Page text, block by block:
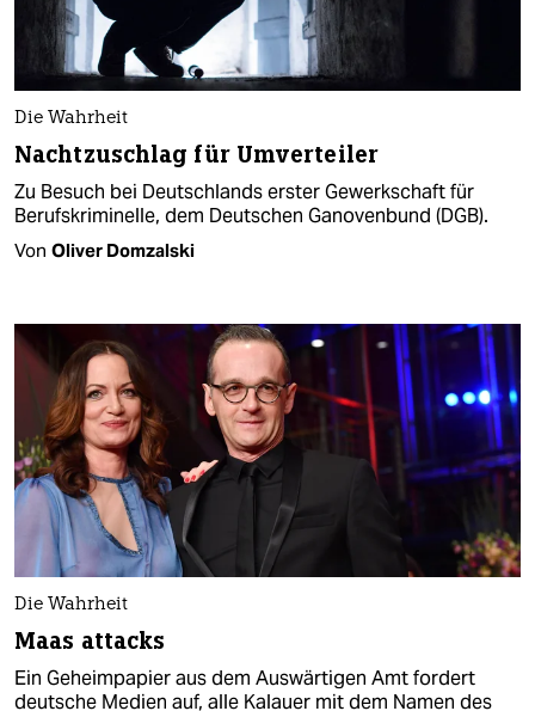
Die Wahrheit
Nachtzuschlag für Umverteiler
Zu Besuch bei Deutschlands erster Gewerkschaft für
Berufskriminelle, dem Deutschen Ganovenbund (DGB).
Von Oliver Domzalski
Die Wahrheit
Maas attacks
Ein Geheimpapier aus dem Auswärtigen Amt fordert
deutsche Medien auf, alle Kalauer mit dem Namen des